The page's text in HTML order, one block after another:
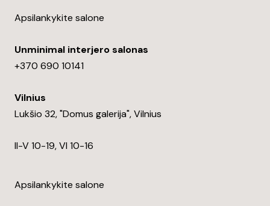
Apsilankykite salone
Unminimal interjero salonas
+370 690 10141
Vilnius
Lukšio 32, "Domus galerija", Vilnius
II-V 10-19, VI 10-16
Apsilankykite salone